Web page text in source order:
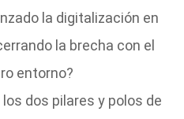
la digitalización en
la brecha con el
entorno?
dos pilares y polos de